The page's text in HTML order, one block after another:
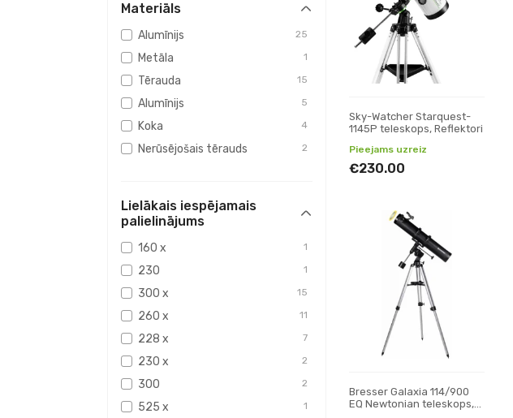
1600
1800
2000
1650
Materiāls
Alumīnijs 25
Metāla 1
Tērauda 15
Alumīnijs 5
Koka 4
Nerūsējošais tērauds 2
Lielākais iespējamais
palielinājums
160 x 1
230 1
300 x 15
260 x 11
228 x 7
230 x 2
300 2
525 x 1
Sky-Watcher Starquest-
1145P teleskops, Reflektori
Pieejams uzreiz
€230.00
Bresser Galaxia 114/900
EQ Newtonian teleskops,